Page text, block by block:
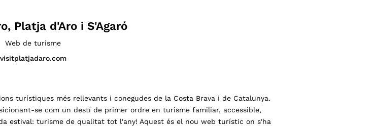
Platja d'Aro i S'Agaró
Web de turisme
visitplatjadaro.com
turístiques més rellevants i conegudes de la Costa Brava i de Catalunya.
se com un destí de primer ordre en turisme familiar, accessible,
estival: turisme de qualitat tot l'any! Aquest és el nou web turístic on s'ha